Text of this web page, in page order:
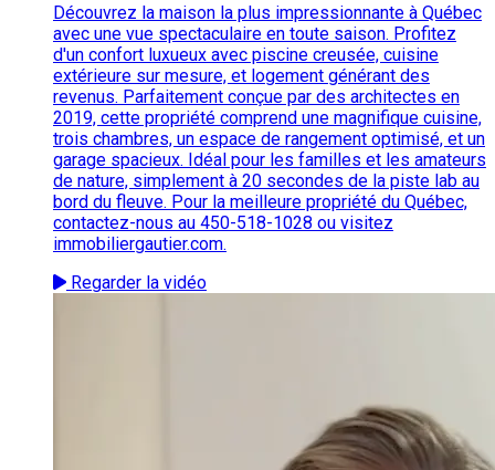
Découvrez la maison la plus impressionnante à Québec
avec une vue spectaculaire en toute saison. Profitez
d'un confort luxueux avec piscine creusée, cuisine
extérieure sur mesure, et logement générant des
revenus. Parfaitement conçue par des architectes en
2019, cette propriété comprend une magnifique cuisine,
trois chambres, un espace de rangement optimisé, et un
garage spacieux. Idéal pour les familles et les amateurs
de nature, simplement à 20 secondes de la piste lab au
bord du fleuve. Pour la meilleure propriété du Québec,
contactez-nous au 450-518-1028 ou visitez
immobiliergautier.com.
Regarder la vidéo